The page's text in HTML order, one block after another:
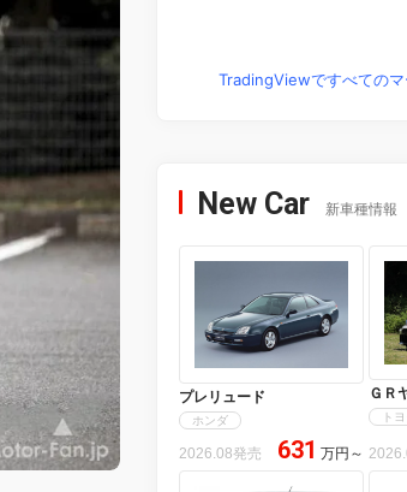
TradingViewですべての
New Car 新車種情報
プレリュード
ホンダ
2026.08発売 631 万円 ～
ＧＲ
ト